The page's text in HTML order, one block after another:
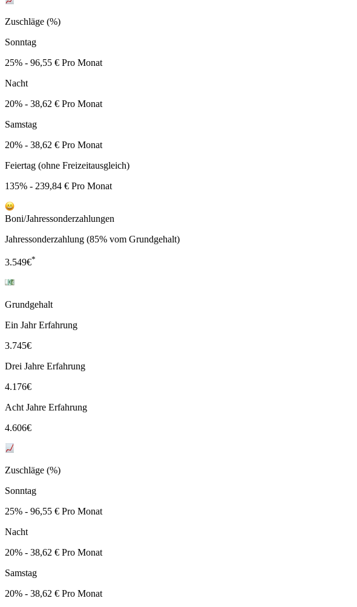
Zuschläge (%)
Sonntag
25% - 96,55 € Pro Monat
Nacht
20% - 38,62 € Pro Monat
Samstag
20% - 38,62 € Pro Monat
Feiertag (ohne Freizeitausgleich)
135% - 239,84 € Pro Monat
Boni/Jahressonderzahlungen
Jahressonderzahlung (85% vom Grundgehalt)
3.549€*
Grundgehalt
Ein Jahr Erfahrung
3.745€
Drei Jahre Erfahrung
4.176€
Acht Jahre Erfahrung
4.606€
Zuschläge (%)
Sonntag
25% - 96,55 € Pro Monat
Nacht
20% - 38,62 € Pro Monat
Samstag
20% - 38,62 € Pro Monat